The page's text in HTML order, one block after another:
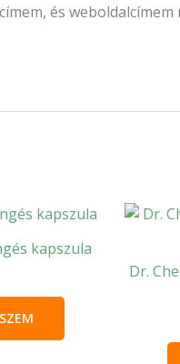
és
kapszula
Dr.